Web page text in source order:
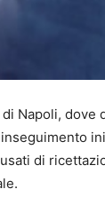
Napoli, dove
di